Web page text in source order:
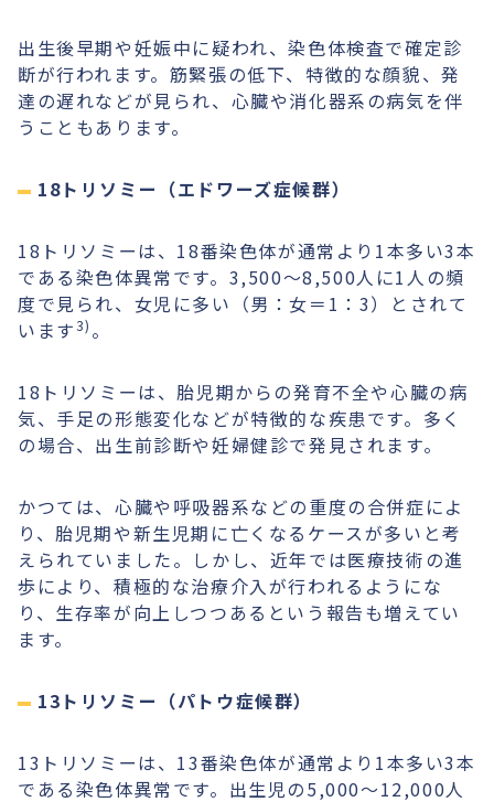
出生後早期や妊娠中に疑われ、染色体検査で確定診
断が行われます。筋緊張の低下、特徴的な顔貌、発
達の遅れなどが見られ、心臓や消化器系の病気を伴
うこともあります。
18トリソミー（エドワーズ症候群）
18トリソミーは、18番染色体が通常より1本多い3本
である染色体異常です。3,500〜8,500人に1人の頻
度で見られ、女児に多い（男：女＝1：3）とされて
います3) 。
18トリソミーは、胎児期からの発育不全や心臓の病
気、手足の形態変化などが特徴的な疾患です。多く
の場合、出生前診断や妊婦健診で発見されます。
かつては、心臓や呼吸器系などの重度の合併症によ
り、胎児期や新生児期に亡くなるケースが多いと考
えられていました。しかし、近年では医療技術の進
歩により、積極的な治療介入が行われるようにな
り、生存率が向上しつつあるという報告も増えてい
ます。
13トリソミー（パトウ症候群）
13トリソミーは、13番染色体が通常より1本多い3本
である染色体異常です。出生児の5,000〜12,000人